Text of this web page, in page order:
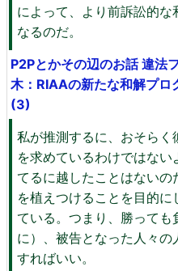
によって、より前訴訟的
なるのだ。
P2Pとかその辺のお話 違法
木：RIAAの新たな和解プロ
(3)
私が推測するに、おそら
を求めているわけではな
てるに越したことはない
を植えつけることを目的に
ている。つまり、勝って
に）、被告となった人々の
すればいい。